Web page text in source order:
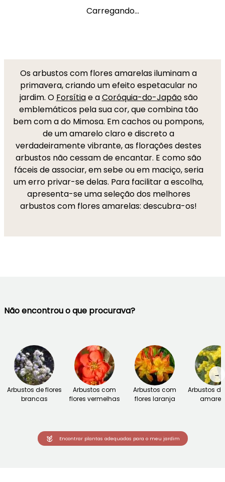
Carregando...
Os arbustos com flores amarelas iluminam a
primavera, criando um efeito espetacular no
jardim. O Forsítiae aCoróquia-do-Japãosão
emblemáticos pela sua cor, que combina tão
bem com a do Mimosa. Em cachos ou pompons,
de um amarelo claro e discreto a
verdadeiramente vibrante, as florações destes
arbustos não cessam de encantar. E como são
fáceis de associar, em sebe ou em maciço, seria
um erro privar-se delas. Para facilitar a escolha,
apresenta-se uma seleção dos melhores
arbustos com flores amarelas: descubra-os!
Não encontrou o que procurava?
Arbustos de flores
brancas
Arbustos com
flores vermelhas
Arbustos com
flores laranja
Arbustos
→
Encontrar plantas adequadas para o meu jardim